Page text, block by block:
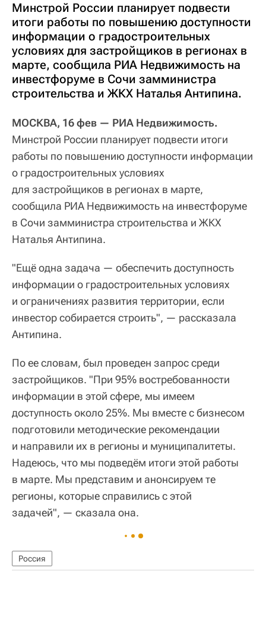
Минстрой России планирует подвести
итоги работы по повышению доступности
информации о градостроительных
условиях для застройщиков в регионах в
марте, сообщила РИА Недвижимость на
инвестфоруме в Сочи замминистра
строительства и ЖКХ Наталья Антипина.
МОСКВА, 16 фев — РИА Недвижимость.
Минстрой России планирует подвести итоги
работы по повышению доступности информации
о градостроительных условиях
для застройщиков в регионах в марте,
сообщила РИА Недвижимость на инвестфоруме
в Сочи замминистра строительства и ЖКХ
Наталья Антипина.
"Ещё одна задача — обеспечить доступность
информации о градостроительных условиях
и ограничениях развития территории, если
инвестор собирается строить", — рассказала
Антипина.
По ее словам, был проведен запрос среди
застройщиков. "При 95% востребованности
информации в этой сфере, мы имеем
доступность около 25%. Мы вместе с бизнесом
подготовили методические рекомендации
и направили их в регионы и муниципалитеты.
Надеюсь, что мы подведём итоги этой работы
в марте. Мы представим и анонсируем те
регионы, которые справились с этой
задачей", — сказала она.
Россия